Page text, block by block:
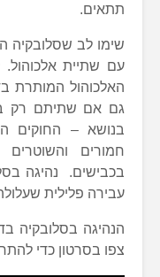
תתאים.
שימו לב שסלובקיה
עם שתיית
האלכוהול המותרת
גם אם שתיתם רק
בנושא – החוקים
חמורים
בכבישים. נהיגה
עבירה פלילית
הנהיגה בסלובקיה
צפו בסרטון כדי